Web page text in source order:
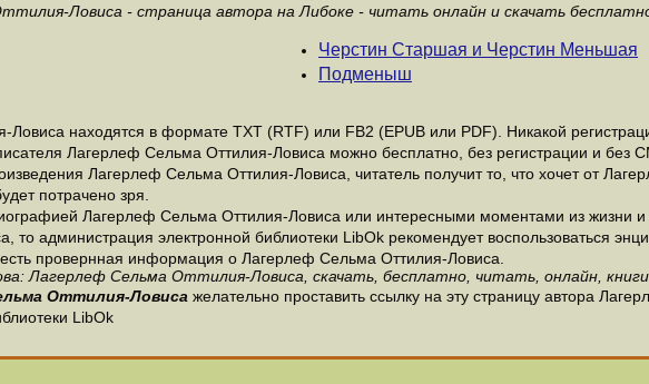
Ловиса - страница автора на Либоке - читать онлайн и скачать
Черстин Старшая и Черстин Меньшая
Подменыш
находятся в формате ТХТ (RTF) или FB2 (EPUB или PDF). Никакой
Лагерлеф Сельма Оттилия-Ловиса можно бесплатно, без регистрации и без
Лагерлеф Сельма Оттилия-Ловиса, читатель получит то, что хочет от
потрачено зря.
Лагерлеф Сельма Оттилия-Ловиса или интересными моментами из жизни и
администрация электронной библиотеки LibOk рекомендует воспользоваться
провернная информация о Лагерлеф Сельма Оттилия-Ловиса.
Лагерлеф Сельма Оттилия-Ловиса, скачать, бесплатно, читать, онлайн, книги
Оттилия-Ловиса желательно проставить ссылку на эту страницу автора
LibOk